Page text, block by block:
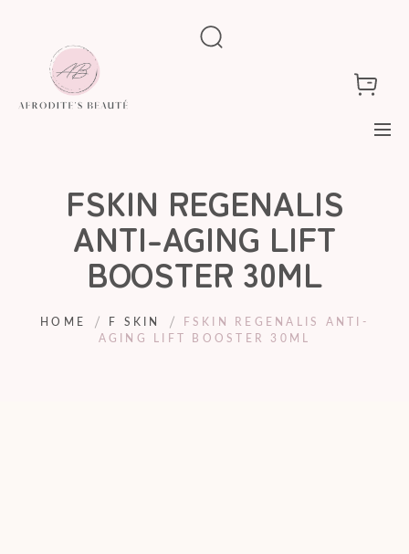
FSKIN REGENALIS
ANTI-AGING LIFT
BOOSTER 30ML
HOME F SKIN
FSKIN REGENALIS ANTI-
AGING LIFT BOOSTER 30ML